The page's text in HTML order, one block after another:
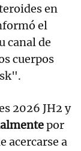
en
el
canal de
cuerpos
2026 JH2 y
por
acercarse a